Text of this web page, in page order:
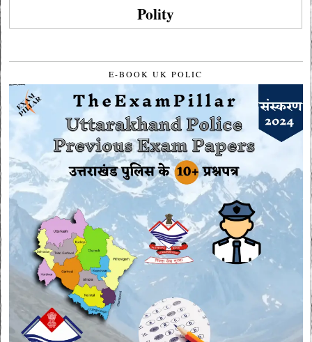
Polity
E-BOOK UK POLIC